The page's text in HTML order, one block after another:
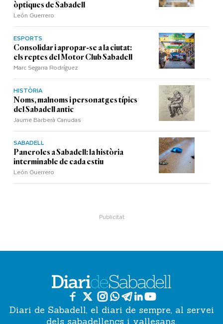
òptiques de Sabadell
León Guerrero
ESPORTS
Consolidar i apropar-se a la ciutat:
els reptes del Motor Club Sabadell
Marc Segarra Rodríguez
HISTÒRIA
Noms, malnoms i personatges típics
del Sabadell antic
Jaume Barberà Canudas
SABADELL
Paneroles a Sabadell: la història
interminable de cada estiu
León Guerrero
Diari de Sabadell, el diari de sempre, al servei
dels sabadellencs i vallesans.